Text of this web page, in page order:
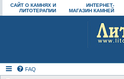
САЙТ О КАМНЯХ И
ЛИТОТЕРАПИИ
ИНТЕРНЕТ-
МАГАЗИН КАМНЕЙ
FAQ